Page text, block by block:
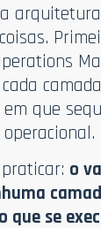
que
o
que se